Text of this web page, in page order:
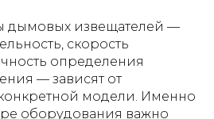
дымовых извещателей —
скорость
определения
— зависят от
модели. Именно
оборудования важно